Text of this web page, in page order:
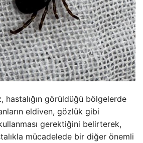
hastalığın görüldüğü bölgelerde
eldiven, gözlük gibi
gerektiğini belirterek,
mücadelede bir diğer önemli